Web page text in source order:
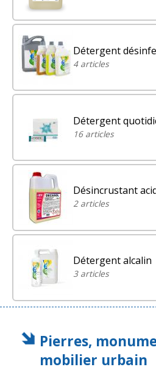
Détergent
4 articles
Détergent
16 articles
Désincrustant
2 articles
Détergent alcalin
3 articles
Pierres,
mobilier urbain